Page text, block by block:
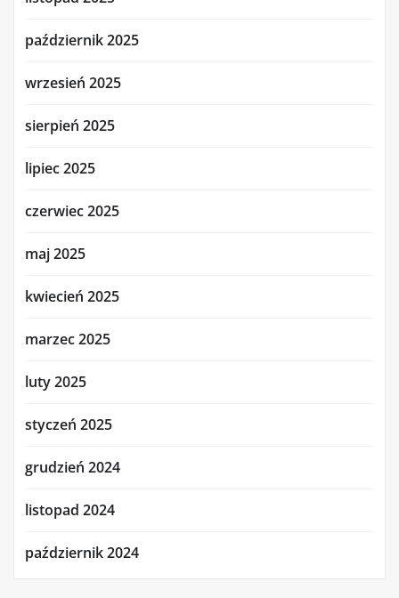
październik 2025
wrzesień 2025
sierpień 2025
lipiec 2025
czerwiec 2025
maj 2025
kwiecień 2025
marzec 2025
luty 2025
styczeń 2025
grudzień 2024
listopad 2024
październik 2024